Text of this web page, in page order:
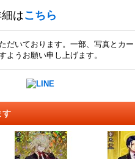
はこちら
いております。一部、写真とカ
ようお願い申し上げます。
す